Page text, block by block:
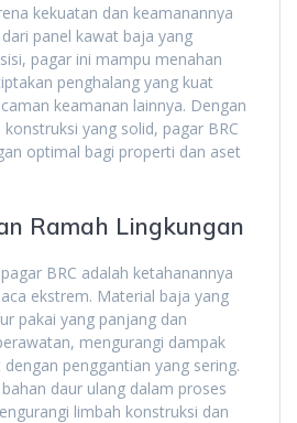
kekuatan dan keamanannya
panel kawat baja yang
pagar ini mampu menahan
penghalang yang kuat
keamanan lainnya. Dengan
yang solid, pagar BRC
optimal bagi properti dan aset
Ramah Lingkungan
BRC adalah ketahanannya
ekstrem. Material baja yang
pakai yang panjang dan
mengurangi dampak
penggantian yang sering.
daur ulang dalam proses
limbah konstruksi dan